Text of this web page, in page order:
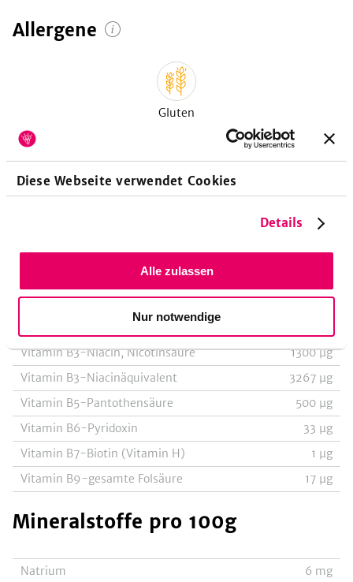
Diese Webseite verwendet Cookies
Details
Alle zulassen
Nur notwendige
Allergene
Gluten
Vitamine pro 100g
Vitamin E-Tocopheroläquivalent 800 µg
Vitamin E-Alpha-Tocopherol
Vitamin B1-Thiamin
273 µg
Vitamin B3-Niacin, Nicotinsäure
1300 µg
Vitamin B3-Niacinäquivalent
3267 µg
Vitamin B5-Pantothensäure
500 µg
Vitamin B6-Pyridoxin
33 µg
Vitamin B7-Biotin (Vitamin H)
1 µg
Vitamin B9-gesamte Folsäure
17 µg
Mineralstoffe pro 100g
Natrium 6 mg